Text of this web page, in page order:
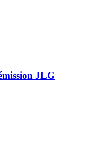
JLG